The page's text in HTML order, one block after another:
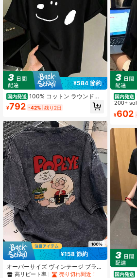
¥584 節約
国内発送 100% コットン ラウンドネ
ック半袖 T シャツ、夏服レディース
おもしろプリント おしゃれゆったり
¥792 -42% 残り2日
¥158 節約
オーバーサイズ ヴィンテージ ブラッ
ク ウォッシュ 半袖 Tシャツ レディー
高リピート率 売り切れ間近！
国内発送
の新作
ったり
200+
¥602
国内発送